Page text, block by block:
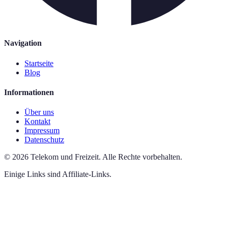
Navigation
Startseite
Blog
Informationen
Über uns
Kontakt
Impressum
Datenschutz
© 2026 Telekom und Freizeit. Alle Rechte vorbehalten.
Einige Links sind Affiliate-Links.